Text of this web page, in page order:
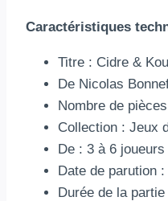
Caractéristiques
Titre : Cidre &
De Nicolas
Nombre de
Collection : Jeux
De : 3 à 6 joueurs
Date de parution
Durée de la